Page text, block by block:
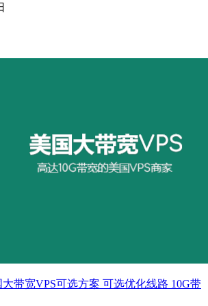
大带宽VPS可选方案 可选优化线路 10G带